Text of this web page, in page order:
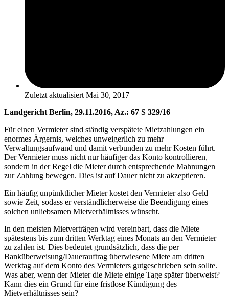
Zuletzt aktualisiert Mai 30, 2017
Landgericht Berlin, 29.11.2016, Az.: 67 S 329/16
Für einen Vermieter sind ständig verspätete Mietzahlungen ein
enormes Ärgernis, welches unweigerlich zu mehr
Verwaltungsaufwand und damit verbunden zu mehr Kosten führt.
Der Vermieter muss nicht nur häufiger das Konto kontrollieren,
sondern in der Regel die Mieter durch entsprechende Mahnungen
zur Zahlung bewegen. Dies ist auf Dauer nicht zu akzeptieren.
Ein häufig unpünktlicher Mieter kostet den Vermieter also Geld
sowie Zeit, sodass er verständlicherweise die Beendigung eines
solchen unliebsamen Mietverhältnisses wünscht.
In den meisten Mietverträgen wird vereinbart, dass die Miete
spätestens bis zum dritten Werktag eines Monats an den Vermieter
zu zahlen ist. Dies bedeutet grundsätzlich, dass die per
Banküberweisung/Dauerauftrag überwiesene Miete am dritten
Werktag auf dem Konto des Vermieters gutgeschrieben sein sollte.
Was aber, wenn der Mieter die Miete einige Tage später überweist?
Kann dies ein Grund für eine fristlose Kündigung des
Mietverhältnisses sein?